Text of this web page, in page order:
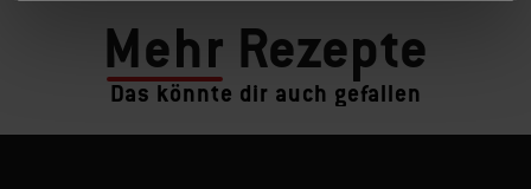
Mehr Rezepte
Das könnte dir auch gefallen